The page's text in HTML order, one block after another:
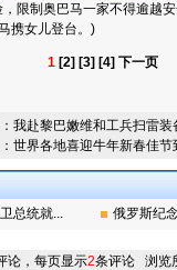
限制奥巴马一家不得逾越
携女儿登台。)
1 [2] [3] [4] 下一页
我赴黎巴嫩维和工兵扫雷装
世界各地喜迎牛年新春佳节
总统就...
俄罗斯纪
论，每页显示2条评论 浏览